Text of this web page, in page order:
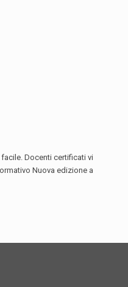
facile. Docenti certificati vi
Nuova edizione a